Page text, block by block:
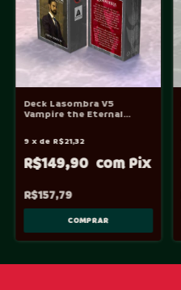
Deck Lasombra V5
Vampire the Eternal
R$157,79
R$149,90
9 x de R$21,32